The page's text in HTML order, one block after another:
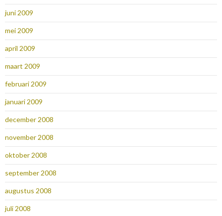
juni 2009
mei 2009
april 2009
maart 2009
februari 2009
januari 2009
december 2008
november 2008
oktober 2008
september 2008
augustus 2008
juli 2008